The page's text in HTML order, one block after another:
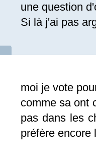
une question
Si là j'ai pas
moi je vote
comme sa ont
pas dans les
préfère encore